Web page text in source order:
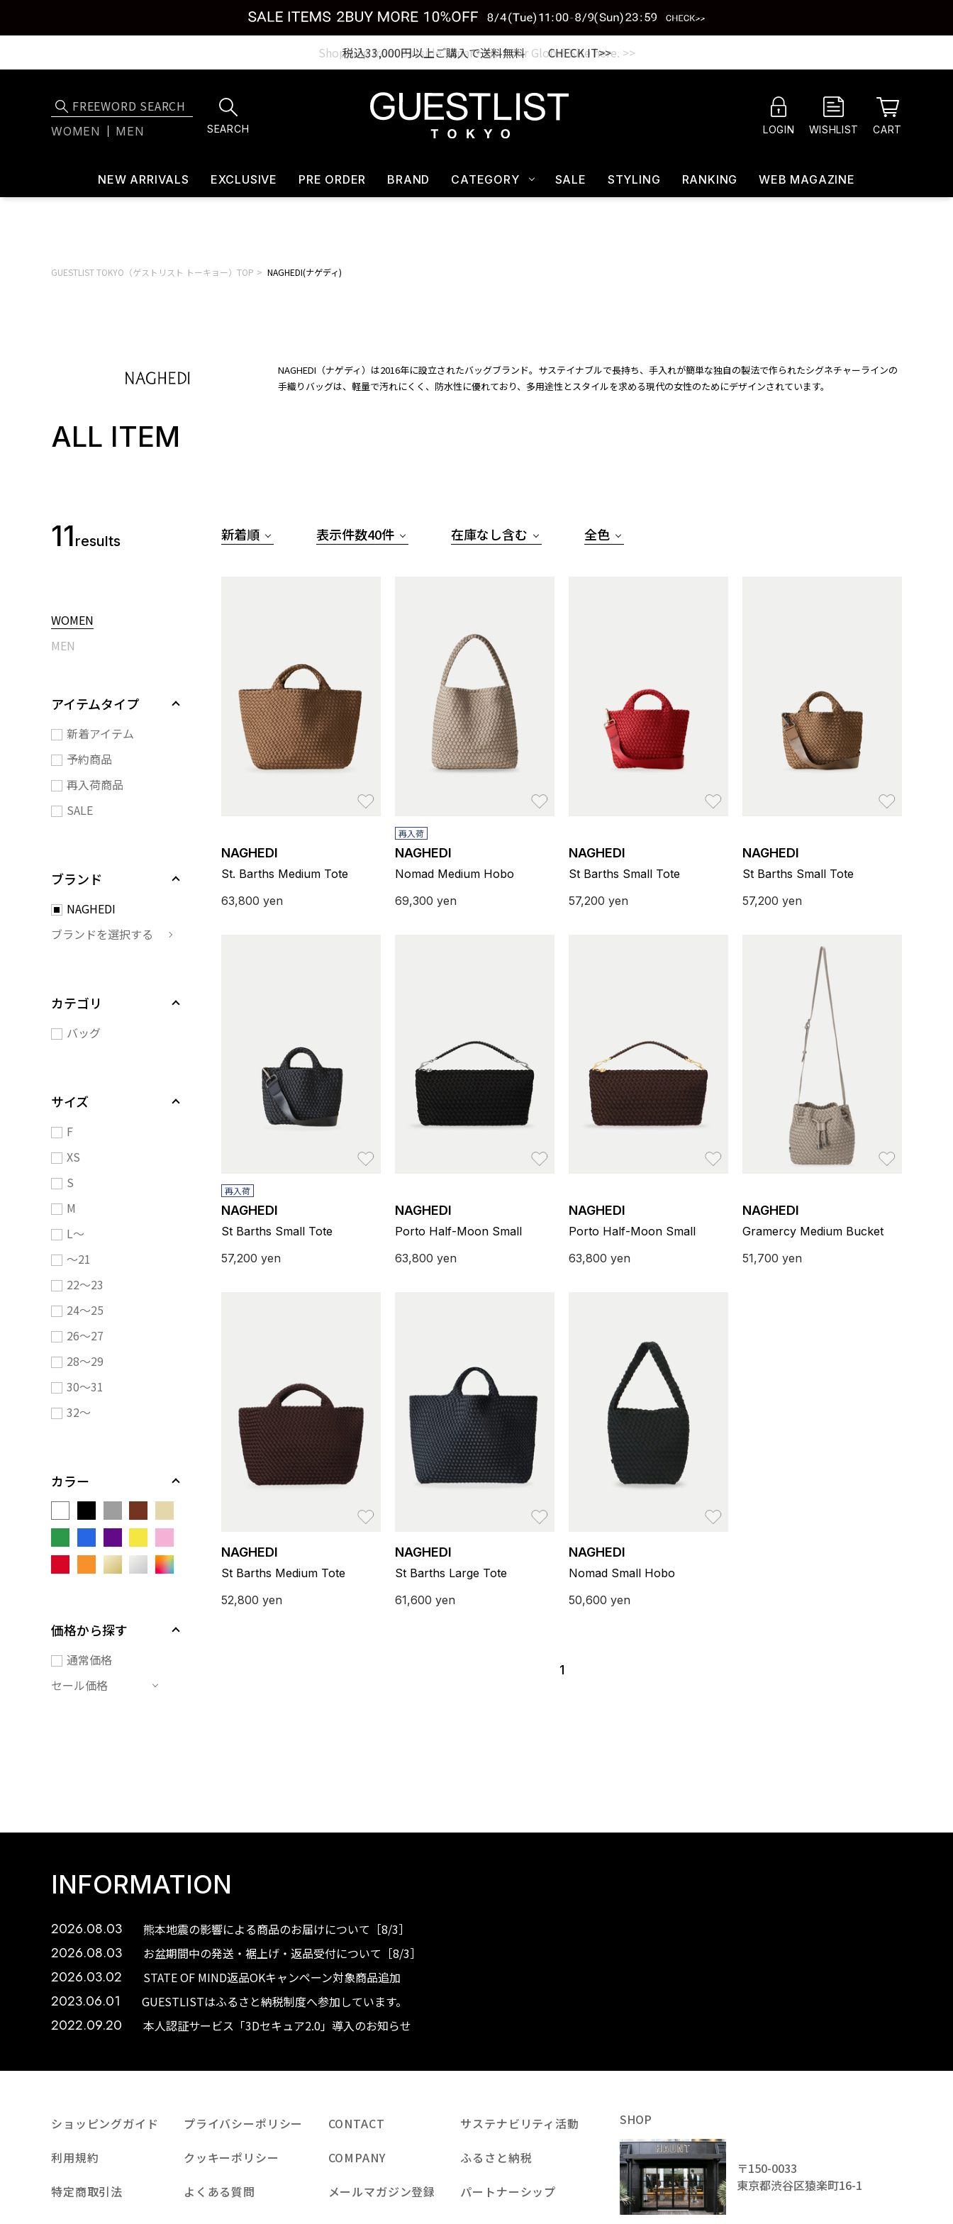
税込33,000円以上ご購入で送料無料 CHECK IT>>
WOMEN MEN SEARCH LOGIN WISHLIST CART
NEW ARRIVALS EXCLUSIVE PRE ORDER BRAND CATEGORY SALE STYLING RANKING WEB MAGAZINE
GUESTLIST TOKYO（ゲストリスト トーキョー）TOP NAGHEDI(ナゲディ)
NAGHEDI（ナゲディ）は2016年に設立されたバッグブランド。サステイナブルで長持ち、手入れが簡単な独自の製法で作られたシグネチャーラインの
手織りバッグは、軽量で汚れにくく、防水性に優れており、多用途性とスタイルを求める現代の女性のためにデザインされています。
ALL ITEM
11results
WOMEN
MEN
アイテムタイプ
新着アイテム
予約商品
再入荷商品
SALE
ブランド
NAGHEDI
ブランドを選択する
カテゴリ
バッグ
サイズ
F
XS
S
M
L～
～21
22～23
24～25
26～27
28～29
30～31
32～
カラー
価格から探す
通常価格
セール価格
新着順 表示件数40件 在庫なし含む 全色
NAGHEDI
St. Barths Medium Tote
63,800 yen
再入荷
NAGHEDI
Nomad Medium Hobo
69,300 yen
NAGHEDI
St Barths Small Tote
57,200 yen
NAGHEDI
St Barths Small Tote
57,200 yen
再入荷
NAGHEDI
St Barths Small Tote
57,200 yen
NAGHEDI
Porto Half-Moon Small
63,800 yen
NAGHEDI
Porto Half-Moon Small
63,800 yen
NAGHEDI
Gramercy Medium Bucket
51,700 yen
NAGHEDI
St Barths Medium Tote
52,800 yen
NAGHEDI
St Barths Large Tote
61,600 yen
NAGHEDI
Nomad Small Hobo
50,600 yen
1
INFORMATION
2026.08.03 熊本地震の影響による商品のお届けについて［8/3］
2026.08.03 お盆期間中の発送・裾上げ・返品受付について［8/3］
2026.03.02 STATE OF MIND返品OKキャンペーン対象商品追加
2023.06.01 GUESTLISTはふるさと納税制度へ参加しています。
2022.09.20 本人認証サービス「3Dセキュア2.0」導入のお知らせ
ショッピングガイド
利用規約
特定商取引法
プライバシーポリシー
クッキーポリシー
よくある質問
CONTACT
COMPANY
メールマガジン登録
サステナビリティ活動
ふるさと納税
パートナーシップ
SHOP
〒150-0033
東京都渋谷区猿楽町16-1